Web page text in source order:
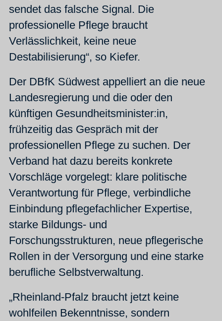
sendet das falsche Signal. Die
professionelle Pflege braucht
Verlässlichkeit, keine neue
Destabilisierung“, so Kiefer.
Der DBfK Südwest appelliert an die neue
Landesregierung und die oder den
künftigen Gesundheitsminister:in,
frühzeitig das Gespräch mit der
professionellen Pflege zu suchen. Der
Verband hat dazu bereits konkrete
Vorschläge vorgelegt: klare politische
Verantwortung für Pflege, verbindliche
Einbindung pflegefachlicher Expertise,
starke Bildungs- und
Forschungsstrukturen, neue pflegerische
Rollen in der Versorgung und eine starke
berufliche Selbstverwaltung.
„Rheinland-Pfalz braucht jetzt keine
wohlfeilen Bekenntnisse, sondern